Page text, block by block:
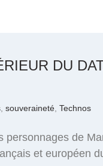
DU
souveraineté Technos
de
et européen